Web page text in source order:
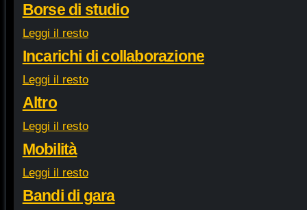
Borse di studio
Leggi il resto
Incarichi di collaborazione
Leggi il resto
Altro
Leggi il resto
Mobilità
Leggi il resto
Bandi di gara